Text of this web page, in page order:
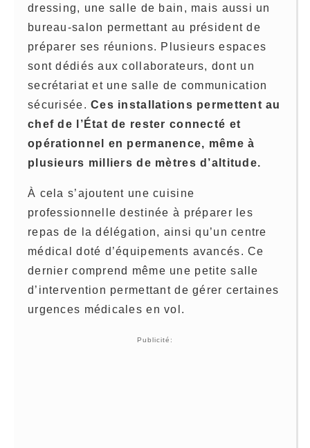
dressing, une salle de bain, mais aussi un
bureau-salon permettant au président de
préparer ses réunions. Plusieurs espaces
sont dédiés aux collaborateurs, dont un
secrétariat et une salle de communication
sécurisée.Ces installations permettent au
chef de l’État de rester connecté et
opérationnel en permanence, même à
plusieurs milliers de mètres d’altitude.
À cela s’ajoutent une cuisine
professionnelle destinée à préparer les
repas de la délégation, ainsi qu’un centre
médical doté d’équipements avancés. Ce
dernier comprend même une petite salle
d’intervention permettant de gérer certaines
urgences médicales en vol.
Publicité: